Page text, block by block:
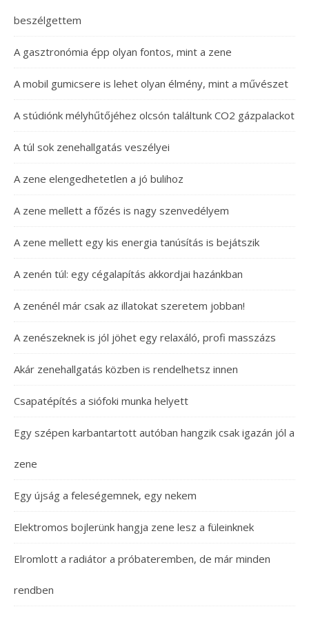
beszélgettem
A gasztronómia épp olyan fontos, mint a zene
A mobil gumicsere is lehet olyan élmény, mint a művészet
A stúdiónk mélyhűtőjéhez olcsón találtunk CO2 gázpalackot
A túl sok zenehallgatás veszélyei
A zene elengedhetetlen a jó bulihoz
A zene mellett a főzés is nagy szenvedélyem
A zene mellett egy kis energia tanúsítás is bejátszik
A zenén túl: egy cégalapítás akkordjai hazánkban
A zenénél már csak az illatokat szeretem jobban!
A zenészeknek is jól jöhet egy relaxáló, profi masszázs
Akár zenehallgatás közben is rendelhetsz innen
Csapatépítés a siófoki munka helyett
Egy szépen karbantartott autóban hangzik csak igazán jól a
zene
Egy újság a feleségemnek, egy nekem
Elektromos bojlerünk hangja zene lesz a füleinknek
Elromlott a radiátor a próbateremben, de már minden
rendben